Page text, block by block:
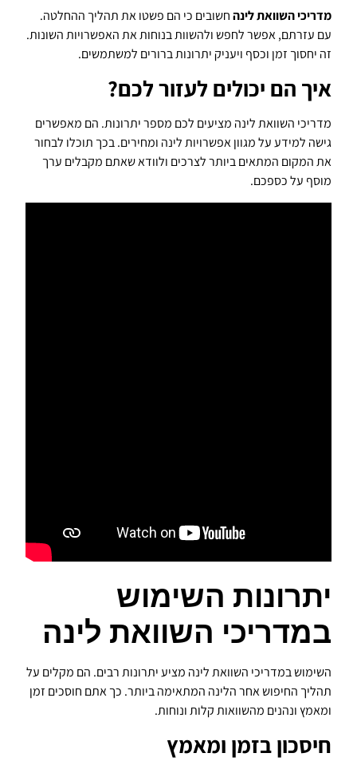
מדריכי השוואת לינהחשובים כי הם פשטו את תהליך ההחלטה.
עם עזרתם, אפשר לחפש ולהשוות בנוחות את האפשרויות השונות.
זה יחסוך זמן וכסף ויעניק יתרונות ברורים למשתמשים.
איך הם יכולים לעזור לכם?
מדריכי השוואת לינה מציעים לכם מספר יתרונות. הם מאפשרים
גישה למידע על מגוון אפשרויות לינה ומחירים. בכך תוכלו לבחור
את המקום המתאים ביותר לצרכים ולוודא שאתם מקבלים ערך
מוסף על כספכם.
יתרונות השימוש
במדריכי השוואת לינה
השימוש במדריכי השוואת לינה מציע יתרונות רבים. הם מקלים על
תהליך החיפוש אחר הלינה המתאימה ביותר. כך אתם חוסכים זמן
ומאמץ ונהנים מהשוואות קלות ונוחות.
חיסכון בזמן ומאמץ